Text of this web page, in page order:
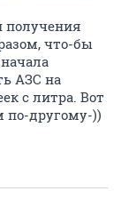
получения
что-бы
АЗС на
с литра. Вот
по-другому-))